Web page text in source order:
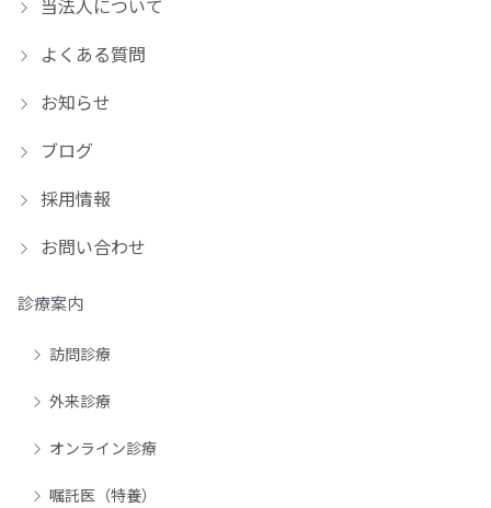
よくある質問
お知らせ
ブログ
採用情報
お問い合わせ
診療案内
訪問診療
外来診療
オンライン診療
嘱託医（特養）